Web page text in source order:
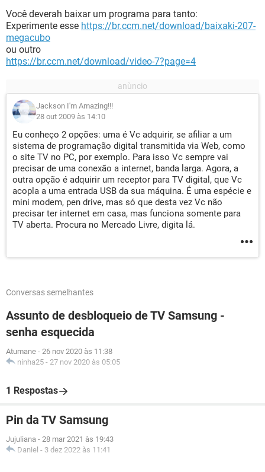
Você deverah baixar um programa para tanto:
Experimente esse https://br.ccm.net/download/baixaki-207-
megacubo
ou outro
https://br.ccm.net/download/video-7?page=4
Jackson I'm Amazing!!!
28 out 2009 às 14:10
Eu conheço 2 opções: uma é Vc adquirir, se afiliar a um
sistema de programação digital transmitida via Web, como
o site TV no PC, por exemplo. Para isso Vc sempre vai
precisar de uma conexão a internet, banda larga. Agora, a
outra opção é adquirir um receptor para TV digital, que Vc
acopla a uma entrada USB da sua máquina. É uma espécie e
mini modem, pen drive, mas só que desta vez Vc não
precisar ter internet em casa, mas funciona somente para
TV aberta. Procura no Mercado Livre, digita lá.
Conversas semelhantes
Assunto de desbloqueio de TV Samsung -
senha esquecida
Atumane - 26 nov 2020 às 11:38
ninha25 - 27 nov 2020 às 05:05
1 Respostas
Pin da TV Samsung
Jujuliana - 28 mar 2021 às 19:43
Daniel - 3 dez 2022 às 11:41